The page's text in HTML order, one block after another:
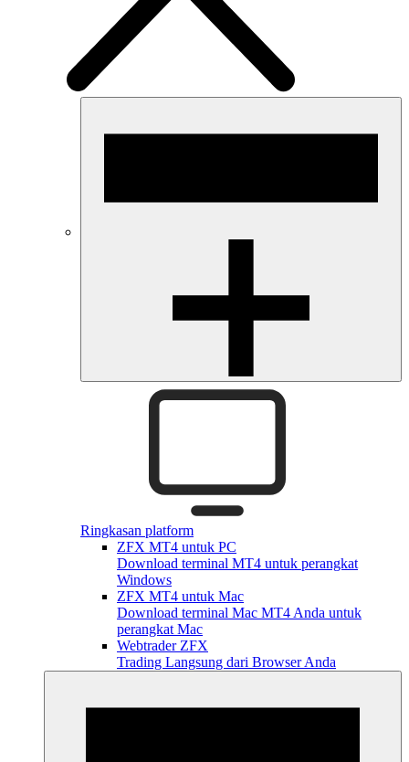
Ringkasan platform
ZFX MT4 untuk PC
Download terminal MT4 untuk perangkat
Windows
ZFX MT4 untuk Mac
Download terminal Mac MT4 Anda untuk
perangkat Mac
Webtrader ZFX
Trading Langsung dari Browser Anda